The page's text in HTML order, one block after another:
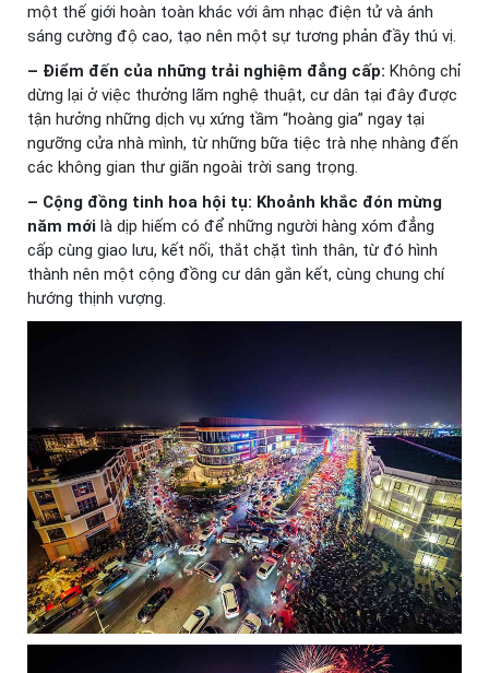
một thế giới hoàn toàn khác với âm nhạc điện tử và ánh
sáng cường độ cao, tạo nên một sự tương phản đầy thú vị.
– Điểm đến của những trải nghiệm đẳng cấp: Không chỉ
dừng lại ở việc thưởng lãm nghệ thuật, cư dân tại đây được
tận hưởng những dịch vụ xứng tầm “hoàng gia” ngay tại
ngưỡng cửa nhà mình, từ những bữa tiệc trà nhẹ nhàng đến
các không gian thư giãn ngoài trời sang trọng.
– Cộng đồng tinh hoa hội tụ: Khoảnh khắc đón mừng
năm mới là dịp hiếm có để những người hàng xóm đẳng
cấp cùng giao lưu, kết nối, thắt chặt tình thân, từ đó hình
thành nên một cộng đồng cư dân gắn kết, cùng chung chí
hướng thịnh vượng.